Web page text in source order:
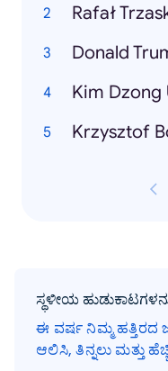
Rafał
Donald
Kim Dzong
Krzysztof
ಸ್ಥಳೀಯ
ಈ ವರ್ಷ ನಿಮ್ಮ ಹತ್ತಿರದ
ಆಲಿಸಿ, ತಿನ್ನಲು ಮತ್ತು